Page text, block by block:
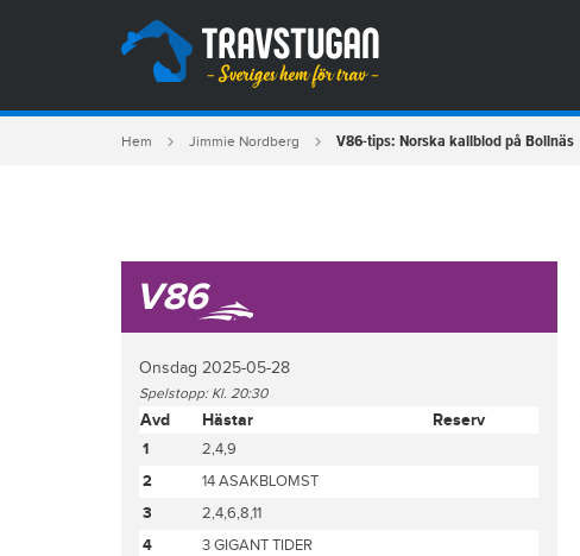
Hem Jimmie Nordberg V86-tips: Norska kallblod på Bollnäs
V86
Onsdag 2025-05-28
Spelstopp: Kl. 20:30
Avd Hästar Reserv
1
2,4,9
2
14 ASAKBLOMST
3
2,4,6,8,11
4
3 GIGANT TIDER